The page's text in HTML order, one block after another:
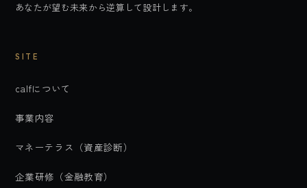
あなたが望む未来から逆算して設計します。
SITE
calfについて
事業内容
マネーテラス（資産診断）
企業研修（金融教育）